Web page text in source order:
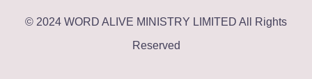
© 2024 WORD ALIVE MINISTRY LIMITED All Rights
Reserved